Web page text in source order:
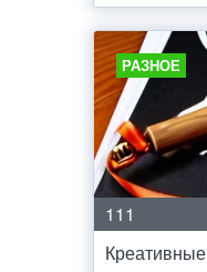
РАЗНОЕ
111